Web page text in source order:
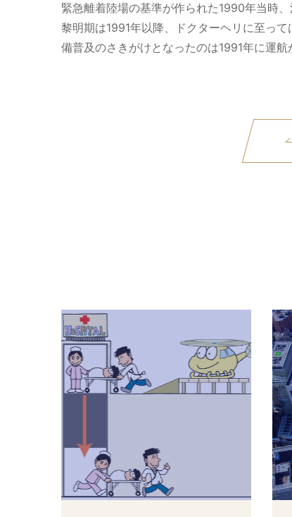
緊急離着陸場の基準が作られた1990年当時
黎明期は1991年以降、ドクターヘリに至っ
備普及のさきがけとなったのは1991年に運